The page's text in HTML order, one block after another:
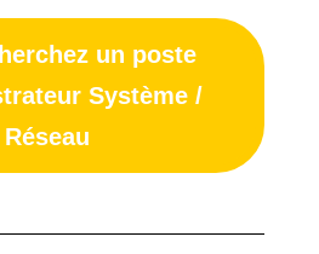
un poste
Système /
Réseau